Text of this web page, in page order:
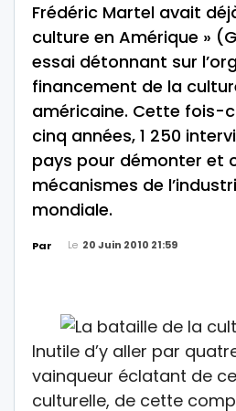
Frédéric Martel avait
culture en Amérique »
essai détonnant sur
financement de la
américaine. Cette fois-
cinq années, 1 250
pays pour démonter et
mécanismes de
mondiale.
Par Le 20 Juin 2010 21:59
Inutile d’y aller par
vainqueur éclatant de
culturelle, de cette